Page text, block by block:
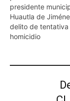
presidente
Huautla de
delito de tentativa
homicidio